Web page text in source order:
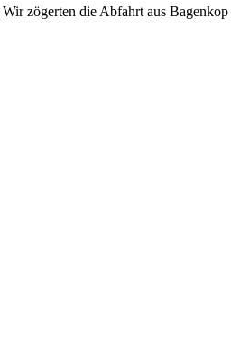
zögerten die Abfahrt aus